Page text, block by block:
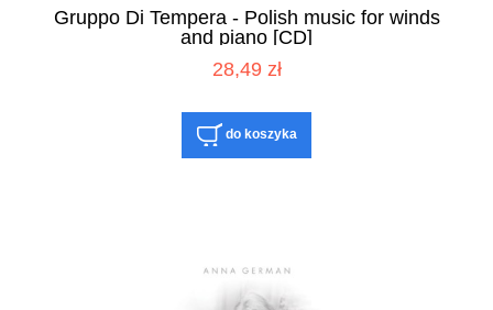
Gruppo Di Tempera - Polish music for winds
and piano [CD]
28,49 zł
do koszyka